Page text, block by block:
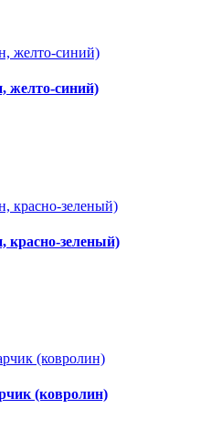
желто-синий)
красно-зеленый)
(ковролин)